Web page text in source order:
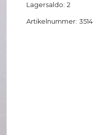
Lagersaldo: 2
Artikelnummer: 3514